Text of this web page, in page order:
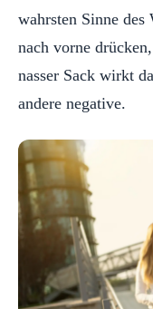
wahrsten Sinne
nach vorne
nasser Sack wirkt
andere negative.